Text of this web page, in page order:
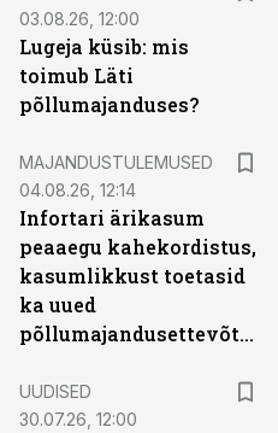
03.08.26, 12:00
Lugeja küsib: mis
toimub Läti
põllumajanduses?
MAJANDUSTULEMUSED
04.08.26, 12:14
Infortari ärikasum
peaaegu kahekordistus,
kasumlikkust toetasid
ka uued
põllumajandusettevõtted
UUDISED
30.07.26, 12:00